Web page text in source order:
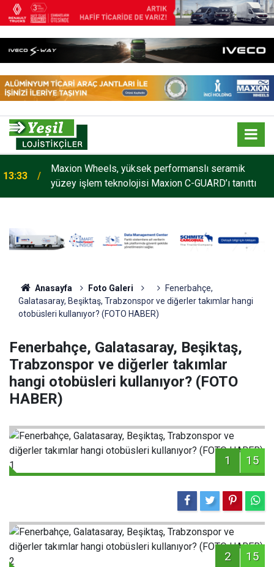
13:33
Maxion Wheels, yüksek performanslı seramik
yüzey işlem teknolojisi Maxion C-GUARD’ı tanıttı
Anasayfa Foto Galeri
Fenerbahçe,
Galatasaray, Beşiktaş, Trabzonspor ve diğerler takımlar hangi
otobüsleri kullanıyor? (FOTO HABER)
Fenerbahçe, Galatasaray, Beşiktaş,
Trabzonspor ve diğerler takımlar
hangi otobüsleri kullanıyor? (FOTO
HABER)
1 15
2 15